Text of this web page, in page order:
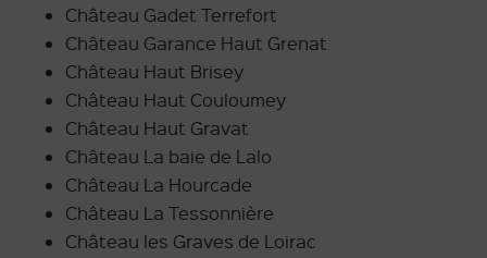
Château Gadet Terrefort
Château Garance Haut Grenat
Château Haut Brisey
Château Haut Couloumey
Château Haut Gravat
Château La baie de Lalo
Château La Hourcade
Château La Tessonnière
Château les Graves de Loirac